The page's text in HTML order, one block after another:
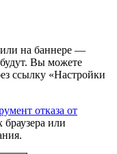
на баннере —
Вы можете
ссылку «Настройки
отказа от
браузера или